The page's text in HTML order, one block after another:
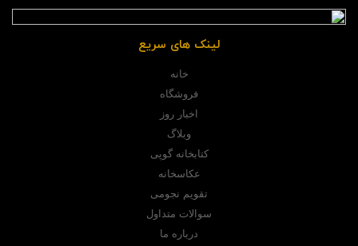
لینک های سریع
خانه
فروشگاه
اخبار روز
وبلاگ
کتابخانه گوپی
عکاسخانه
تقویم نجومی
سوالات متداول
درباره ما